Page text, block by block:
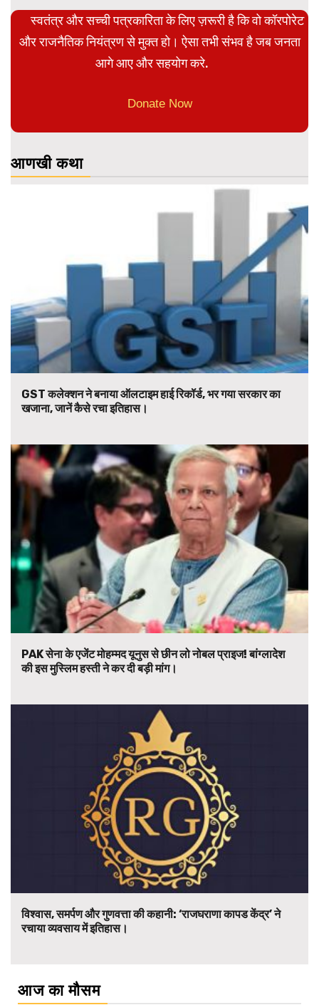
स्वतंत्र और सच्ची पत्रकारिता के लिए ज़रूरी है कि वो कॉरपोरेट
और राजनैतिक नियंत्रण से मुक्त हो। ऐसा तभी संभव है जब जनता
आगे आए और सहयोग करे.
Donate Now
आणखी कथा
GST कलेक्शन ने बनाया ऑलटाइम हाई रिकॉर्ड, भर गया सरकार का
खजाना, जानें कैसे रचा इतिहास।
PAK सेना के एजेंट मोहम्मद यूनुस से छीन लो नोबल प्राइज! बांग्लादेश
की इस मुस्लिम हस्ती ने कर दी बड़ी मांग।
विश्वास, समर्पण और गुणवत्ता की कहानी: ‘राजघराणा कापड केंद्र’ ने
रचाया व्यवसाय में इतिहास।
आज का मौसम